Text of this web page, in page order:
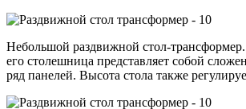
Небольшой раздвижной стол-
его столешница представляет собой
ряд панелей. Высота стола также